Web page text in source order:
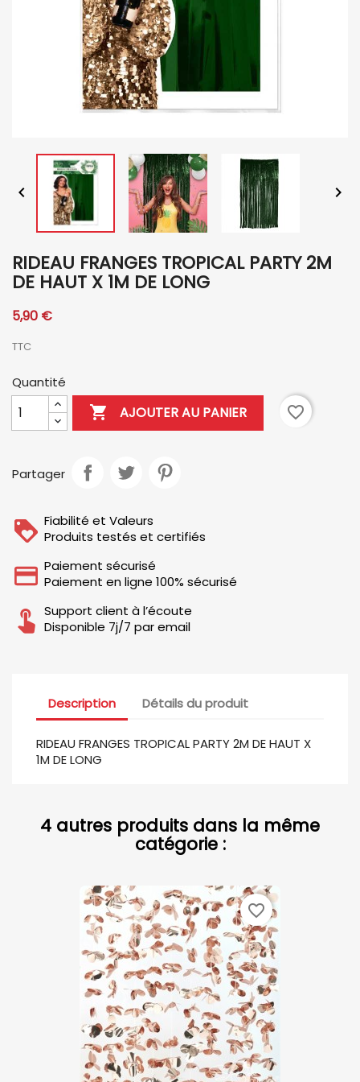
 
RIDEAU FRANGES TROPICAL PARTY 2M
DE HAUT X 1M DE LONG
5,90 €
TTC
Quantité
 AJOUTER AU PANIER favorite_border
Partager
Fiabilité et Valeurs
Produits testés et certifiés
Paiement sécurisé
Paiement en ligne 100% sécurisé
Support client à l’écoute
Disponible 7j/7 par email
Description Détails du produit
RIDEAU FRANGES TROPICAL PARTY 2M DE HAUT X
1M DE LONG
4 autres produits dans la même
catégorie :
favorite_border